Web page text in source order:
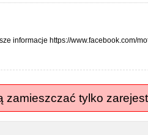
informacje https://www.facebook.com/
zamieszczać tylko